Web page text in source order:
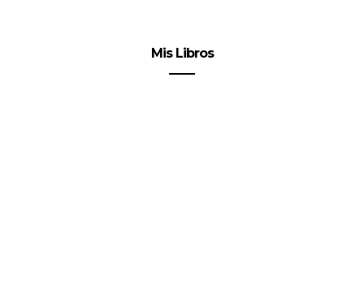
Mis Libros